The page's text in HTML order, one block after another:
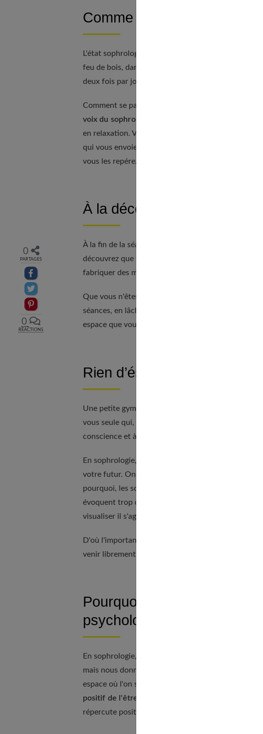
0
PARTAGES
Partager sur facebook
Partager sur Twitter
Epingler sur Pinterest
0
RÉACTIONS
Comme en pilotage
L'état sophrologique est
feu de bois, dans un hamac, sur la plage à
deux fois par jour : au réveil et à l'endormissement.
Comment se passe une séance ? Vous êtes
voix du sophrologue
en relaxation. Vous êtes dans votre corps avec vos
qui vous envoient des sensations agréables ou
vous les repérez, sans vous y attarder.
À la découverte de
À la fin de la séance (15 minutes), vous racontez ce
découvrez que votre corps va bien à 90%. Que,
fabriquer des milliards de cellules, des hormones, de
Que vous n'êtes pas uniquement constituée de
séances, en lâchant vos tensions vous apprenez à
espace que vous avez "vidé" par du positif, de
Rien d’ésotérique
Une petite gymnastique qui s'attrape assez vite. Et
vous seule qui, avec votre corps, vivez vos
conscience et à vos mécanismes de transformation.
En sophrologie, c’est votre corps qui vous
votre futur. On ne cherche plus à raisonner, mais
pourquoi, les sophrologues évitent d’utiliser
évoquent trop quelque chose que l'on fait avec sa
visualiser il s'agit de se mettre en état de "laisser
D'où l'importance de
venir librement. Et si pour penser positif, il fallait
Pourquoi consulter un
psychologue ?
En sophrologie, nous ne cherchons pas à
mais nous donnons les moyens - à notre corps et à
espace où l'on s'occupe de ce qui va et va aller
positif de l'être
répercute positivement sur tous les éléments